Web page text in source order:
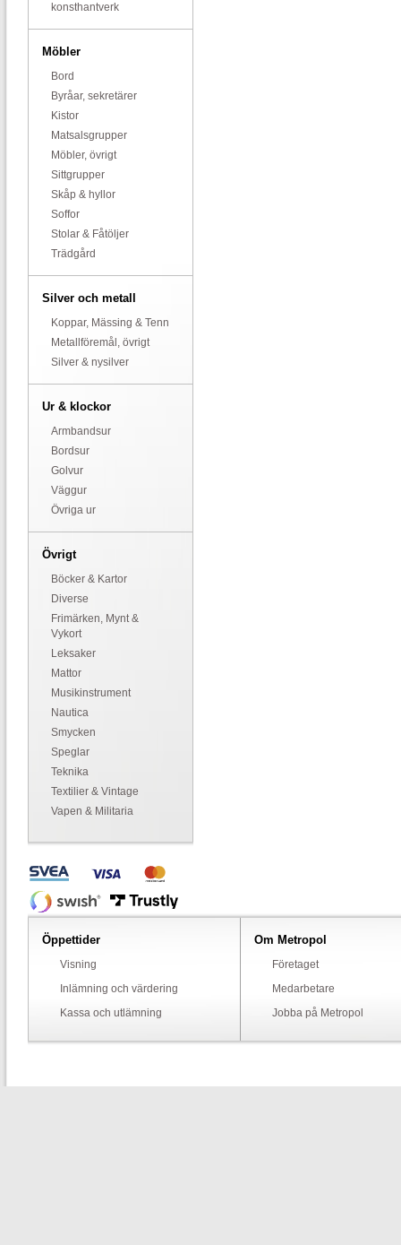
konsthantverk
Möbler
Bord
Byråar, sekretärer
Kistor
Matsalsgrupper
Möbler, övrigt
Sittgrupper
Skåp & hyllor
Soffor
Stolar & Fåtöljer
Trädgård
Silver och metall
Koppar, Mässing & Tenn
Metallföremål, övrigt
Silver & nysilver
Ur & klockor
Armbandsur
Bordsur
Golvur
Väggur
Övriga ur
Övrigt
Böcker & Kartor
Diverse
Frimärken, Mynt &
Vykort
Leksaker
Mattor
Musikinstrument
Nautica
Smycken
Speglar
Teknika
Textilier & Vintage
Vapen & Militaria
Öppettider
Visning
Inlämning och värdering
Kassa och utlämning
Om Metropol
Företaget
Medarbetare
Jobba på Metropol